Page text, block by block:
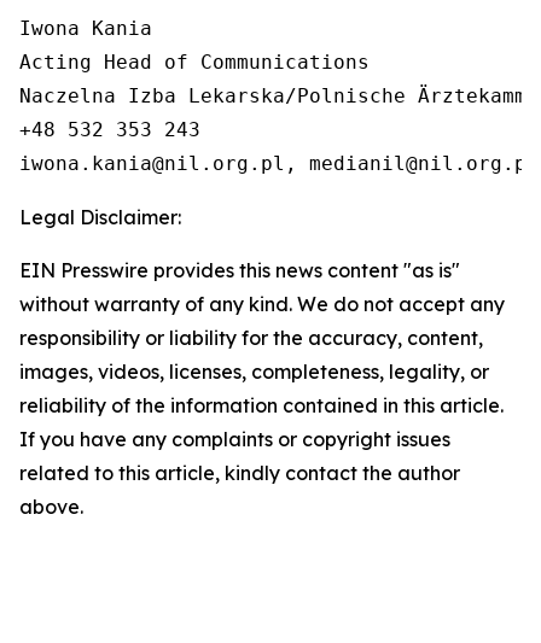
Iwona Kania
Acting Head of Communications
Naczelna Izba Lekarska/Polnische
+48 532 353 243
iwona.kania@nil.org.pl, medianil@nil.org.pl
Legal Disclaimer:
EIN Presswire provides this news content "as is"
without warranty of any kind. We do not accept any
responsibility or liability for the accuracy, content,
images, videos, licenses, completeness, legality, or
reliability of the information contained in this article.
If you have any complaints or copyright issues
related to this article, kindly contact the author
above.